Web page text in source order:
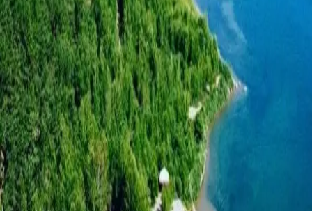
海滩
博罗沃耶湖海滩
海滩
米拉日